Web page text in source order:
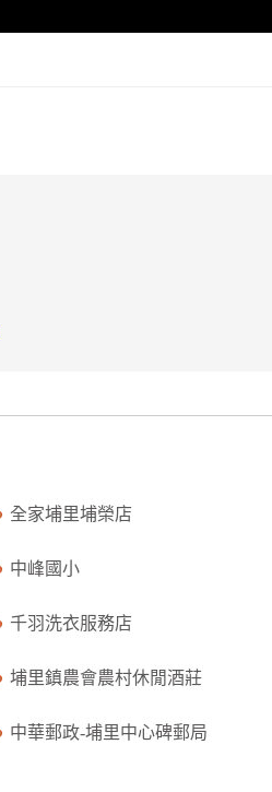
全家埔里埔榮店
中峰國小
千羽洗衣服務店
埔里鎮農會農村休閒酒莊
中華郵政-埔里中心碑郵局